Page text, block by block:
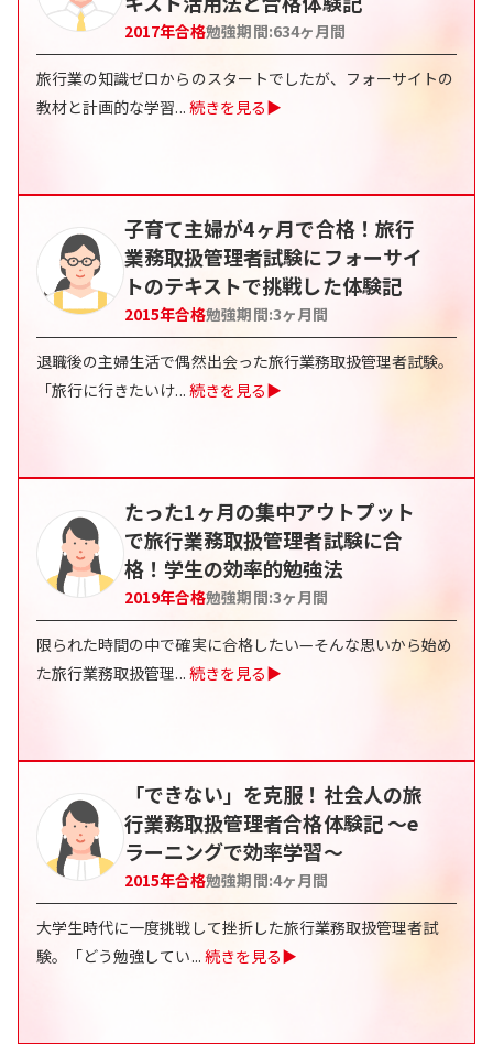
2017年合格勉強期間:634ヶ月間
旅行業の知識ゼロからのスタートでしたが、フォーサイトの
教材と計画的な学習... 続きを見る▶
子育て主婦が4ヶ月で合格！旅行
業務取扱管理者試験にフォーサイ
トのテキストで挑戦した体験記
2015年合格勉強期間:3ヶ月間
退職後の主婦生活で偶然出会った旅行業務取扱管理者試験。
「旅行に行きたいけ... 続きを見る▶
たった1ヶ月の集中アウトプット
で旅行業務取扱管理者試験に合
格！学生の効率的勉強法
2019年合格勉強期間:3ヶ月間
限られた時間の中で確実に合格したい—そんな思いから始め
た旅行業務取扱管理... 続きを見る▶
「できない」を克服！社会人の旅
行業務取扱管理者合格体験記 〜e
ラーニングで効率学習〜
2015年合格勉強期間:4ヶ月間
大学生時代に一度挑戦して挫折した旅行業務取扱管理者試
験。「どう勉強してい... 続きを見る▶